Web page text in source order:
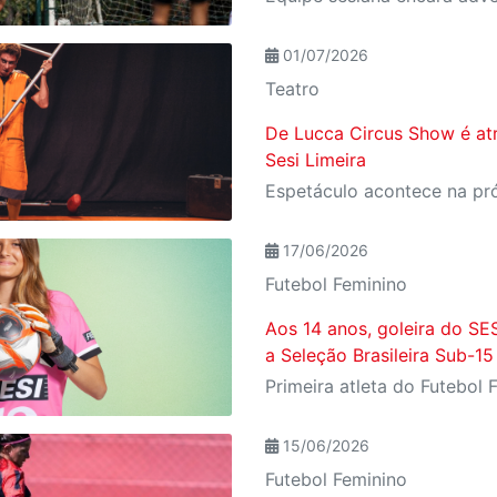
01/07/2026
Teatro
De Lucca Circus Show é
Sesi Limeira
17/06/2026
Futebol Feminino
Aos 14 anos, goleira do
a Seleção Brasileira Sub-15
15/06/2026
Futebol Feminino